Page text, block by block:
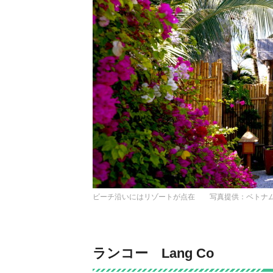
ビーチ沿いにはリゾートが点在 写真提供：ベトナ
ランコー Lang Co